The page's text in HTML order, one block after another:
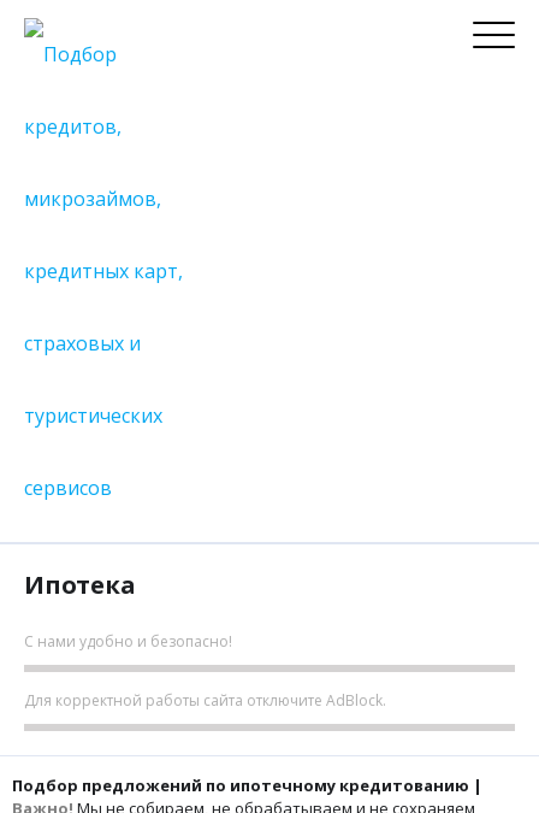
Ипотека
С нами удобно и безопасно!
Для корректной работы сайта отключите AdBlock.
Подбор предложений по ипотечному кредитованию |
Важно! Мы не собираем, не обрабатываем и не сохраняем